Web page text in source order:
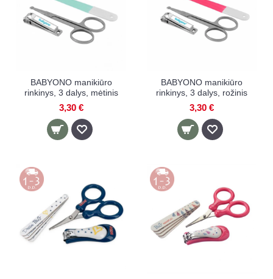
BABYONO manikiūro
rinkinys, 3 dalys, mėtinis
3,30 €
BABYONO manikiūro
rinkinys, 3 dalys, rožinis
3,30 €